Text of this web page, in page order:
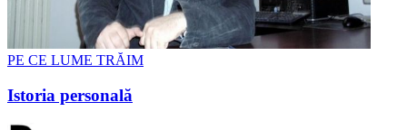
PE CE LUME TRĂIM
Istoria personală